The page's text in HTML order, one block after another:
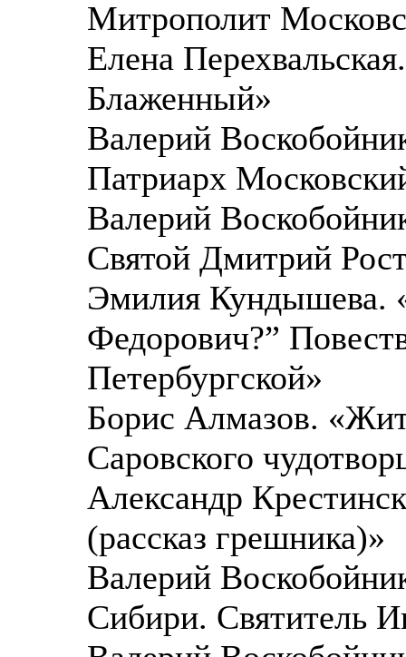
Митрополит
Елена
Блаженный»
Валерий
Патриарх
Валерий
Святой Дмитрий
Эмилия Кундышева.
Федорович?”
Петербургской»
Борис Алмазов.
Саровского
Александр
(рассказ грешника)»
Валерий
Сибири. Святитель